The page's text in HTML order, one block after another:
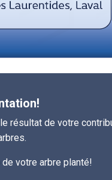
résultat de votre
votre arbre planté!